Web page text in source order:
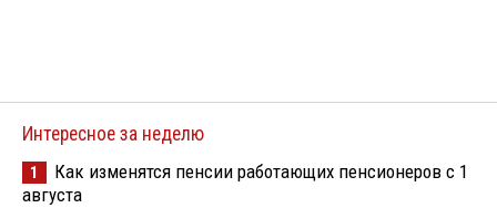
Интересное за неделю
1
Как изменятся пенсии работающих пенсионеров с 1
августа